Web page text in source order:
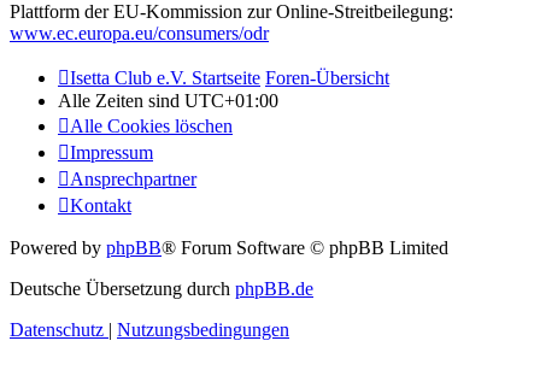
Plattform der EU-Kommission zur Online-Streitbeilegung:
www.ec.europa.eu/consumers/odr
Isetta Club e.V. Startseite Foren-Übersicht
Alle Zeiten sind UTC+01:00
Alle Cookies löschen
Impressum
Ansprechpartner
Kontakt
Powered by phpBB® Forum Software © phpBB Limited
Deutsche Übersetzung durch phpBB.de
Datenschutz | Nutzungsbedingungen